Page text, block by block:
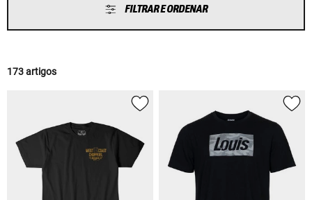
FILTRAR E ORDENAR
173 artigos